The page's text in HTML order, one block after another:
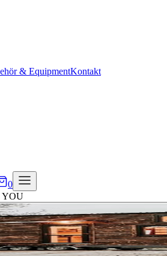
& EquipmentKontakt
0
YOU